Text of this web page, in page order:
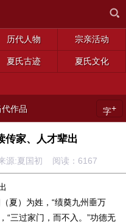
历代人物 宗亲活动
夏氏古迹 夏氏文化
代作品 字+
传家、人才辈出
:夏国初 阅读： 6167
）为姓，“绩奠九州垂万
“三过家门，而不入。”功德无